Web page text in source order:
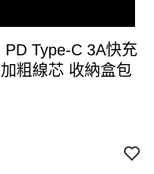
Type-C 3A快充
粗線芯 收納盒包